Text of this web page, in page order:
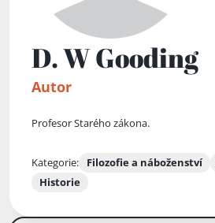
D. W Gooding
Autor
Profesor Starého zákona.
Kategorie: Filozofie a náboženství
Historie